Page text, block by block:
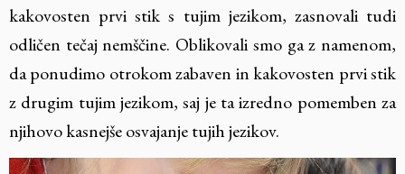
kakovosten prvi stik s tujim jezikom, zasnovali tudi
odličen tečaj nemščine. Oblikovali smo ga z namenom,
da ponudimo otrokom zabaven in kakovosten prvi stik
z drugim tujim jezikom, saj je ta izredno pomemben za
njihovo kasnejše osvajanje tujih jezikov.